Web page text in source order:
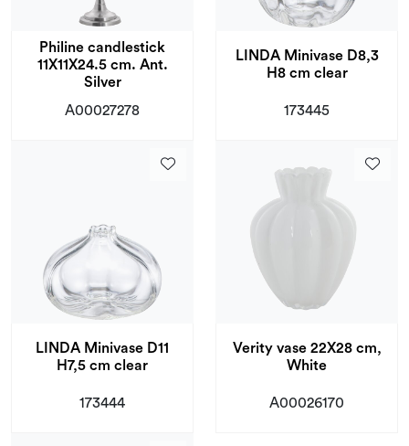
Philine candlestick
11X11X24.5 cm. Ant.
Silver
A00027278
LINDA Minivase D8,3
H8 cm clear
173445
LINDA Minivase D11
H7,5 cm clear
173444
Verity vase 22X28 cm,
White
A00026170